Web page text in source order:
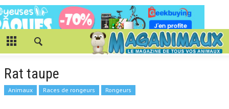
Rat taupe
Animaux Races de rongeurs Rongeurs